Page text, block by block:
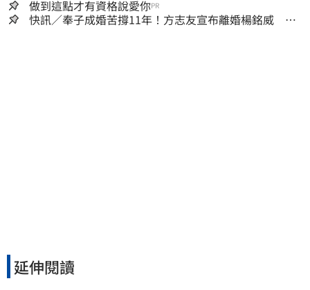
做到這點才有資格說愛你PR
快訊／奉子成婚苦撐11年！方志友宣布離婚楊銘威 共
延伸閱讀